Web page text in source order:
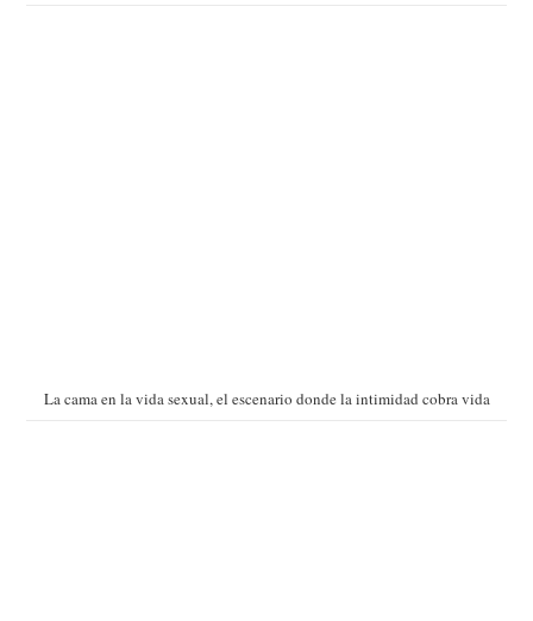
La cama en la vida sexual, el escenario donde la intimidad cobra vida